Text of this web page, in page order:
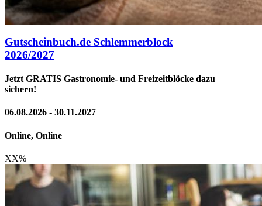
Gutscheinbuch.de Schlemmerblock
2026/2027
Jetzt GRATIS Gastronomie- und Freizeitblöcke dazu
sichern!
06.08.2026 - 30.11.2027
Online, Online
XX%